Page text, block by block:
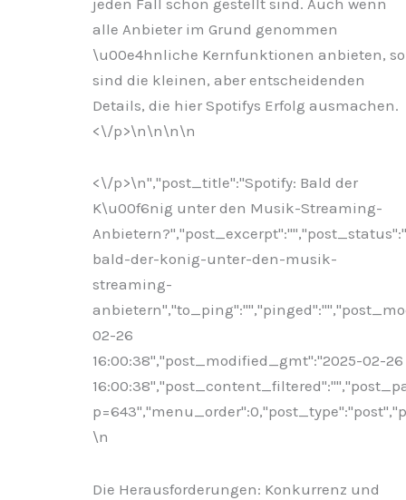
alle Anbieter im Grund genommen
\u00e4hnliche Kernfunktionen anbieten, so
sind die kleinen, aber entscheidenden
Details, die hier Spotifys Erfolg ausmachen.
<\/p>\n\n\n\n
<\/p>\n","post_title":"Spotify: Bald der
K\u00f6nig unter den Musik-Streaming-
bald-der-konig-unter-den-musik-
streaming-
02-26
16:00:38","post_modified_gmt":"2025-02-26
\n
Die Herausforderungen: Konkurrenz und